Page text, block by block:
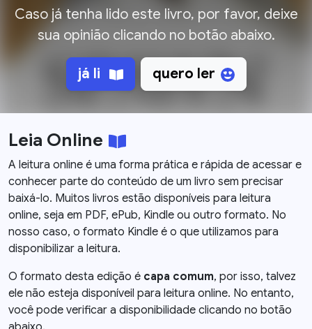
Caso já tenha lido este livro, por favor, deixe
sua opinião clicando no botão abaixo.
já li quero ler
Leia Online
A leitura online é uma forma prática e rápida de acessar e
conhecer parte do conteúdo de um livro sem precisar
baixá-lo. Muitos livros estão disponíveis para leitura
online, seja em PDF, ePub, Kindle ou outro formato. No
nosso caso, o formato Kindle é o que utilizamos para
disponibilizar a leitura.
O formato desta edição é capa comum, por isso, talvez
ele não esteja disponíveil para leitura online. No entanto,
você pode verificar a disponibilidade clicando no botão